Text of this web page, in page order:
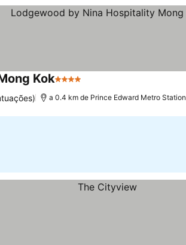
Kok4 Estrelas
a 0.4 km de Prince Edward Metro Station